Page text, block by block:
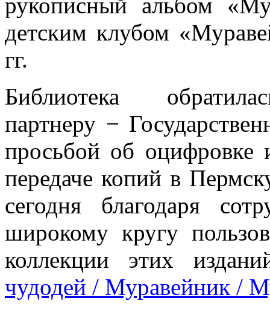
детским клубом
гг.
Библиотека
партнеру −
просьбой об оцифровке
передаче копий в
сегодня благодаря
широкому кругу
коллекции этих
чудодей / Муравейник /